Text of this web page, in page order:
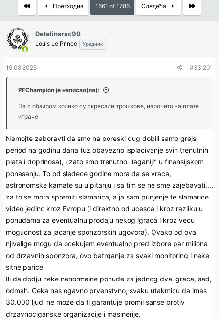
т
н
и
к
т
м
у
м
п
о
к
њ
First Претходна 1661 of 1786 Следећа Last
Detelinarac90
Louis Le Prince Уредник
19.08.2025 #33.201
PFChampion је написао(ла):
Па с обзиром колико су скресали трошкове, нарочито на плате
играче
Nemojte zaboravti da smo na poreski dug dobili samo grejs
period na godinu dana (uz obavezno isplacivanje svih trenutnih
plata i doprinosa), i zato smo trenutno "laganiji" u finansijskom
ponasanju. To od sledece godine mora da se vraca,
astronomske kamate su u pitanju i sa tim se ne sme zajebavati....
za to se mora spremiti slamarica, a ja sam punjenje te slamarice
video jedino kroz Evropu (i direktno od ucesca i kroz razliku u
ponudama za eventualnu prodaju nekog igraca i kroz vecu
mogucnost za jacanje sponzorskih ugovora). Ovako od ova
njivalige mogu da ocekujem eventualno pred izbore par miliona
od drzavnih sponzora, ovo batrganje za svaki monitoring i neke
sitne parice.
Ili da dodju neke nenormalne ponude za jednog dva igraca, sad,
odmah. Ceka nas ogavno prvenstvno, svaku utakmicu da imas
30.000 ljudi ne moze da ti garantuje promil sanse protiv
drzavnociganske organizacije i masinerije.